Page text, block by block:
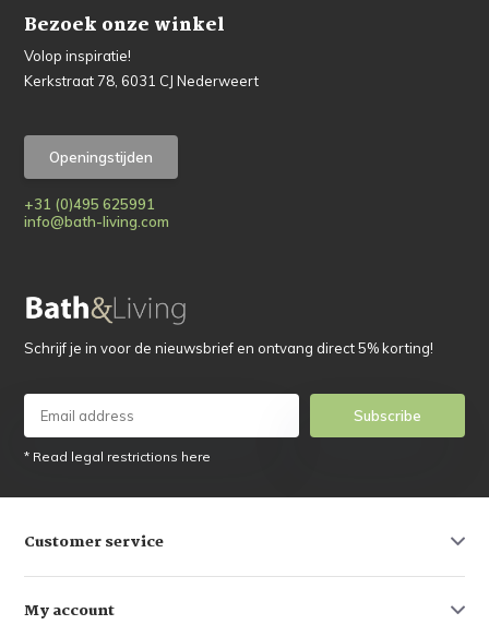
Bezoek onze winkel
Volop inspiratie!
Kerkstraat 78, 6031 CJ Nederweert
Openingstijden
+31 (0)495 625991
info@bath-living.com
Schrijf je in voor de nieuwsbrief en ontvang direct 5% korting!
Subscribe
* Read legal restrictions here
Customer service
My account